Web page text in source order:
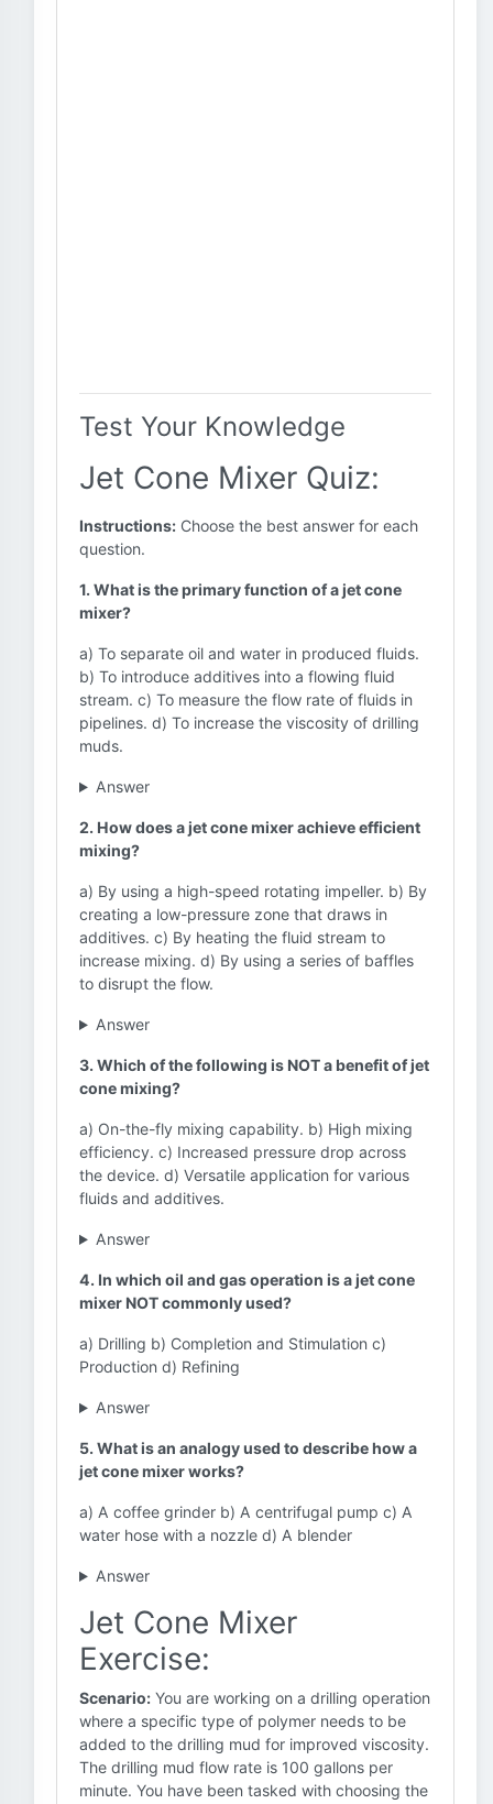
Test Your Knowledge
Jet Cone Mixer Quiz:
Instructions: Choose the best answer for each
question.
1. What is the primary function of a jet cone
mixer?
a) To separate oil and water in produced fluids.
b) To introduce additives into a flowing fluid
stream. c) To measure the flow rate of fluids in
pipelines. d) To increase the viscosity of drilling
muds.
Answer
2. How does a jet cone mixer achieve efficient
mixing?
a) By using a high-speed rotating impeller. b) By
creating a low-pressure zone that draws in
additives. c) By heating the fluid stream to
increase mixing. d) By using a series of baffles
to disrupt the flow.
Answer
3. Which of the following is NOT a benefit of jet
cone mixing?
a) On-the-fly mixing capability. b) High mixing
efficiency. c) Increased pressure drop across
the device. d) Versatile application for various
fluids and additives.
Answer
4. In which oil and gas operation is a jet cone
mixer NOT commonly used?
a) Drilling b) Completion and Stimulation c)
Production d) Refining
Answer
5. What is an analogy used to describe how a
jet cone mixer works?
a) A coffee grinder b) A centrifugal pump c) A
water hose with a nozzle d) A blender
Answer
Jet Cone Mixer
Exercise:
Scenario: You are working on a drilling operation
where a specific type of polymer needs to be
added to the drilling mud for improved viscosity.
The drilling mud flow rate is 100 gallons per
minute. You have been tasked with choosing the